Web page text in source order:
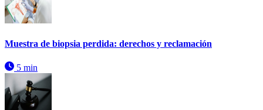
Muestra de biopsia perdida: derechos y reclamación
5 min